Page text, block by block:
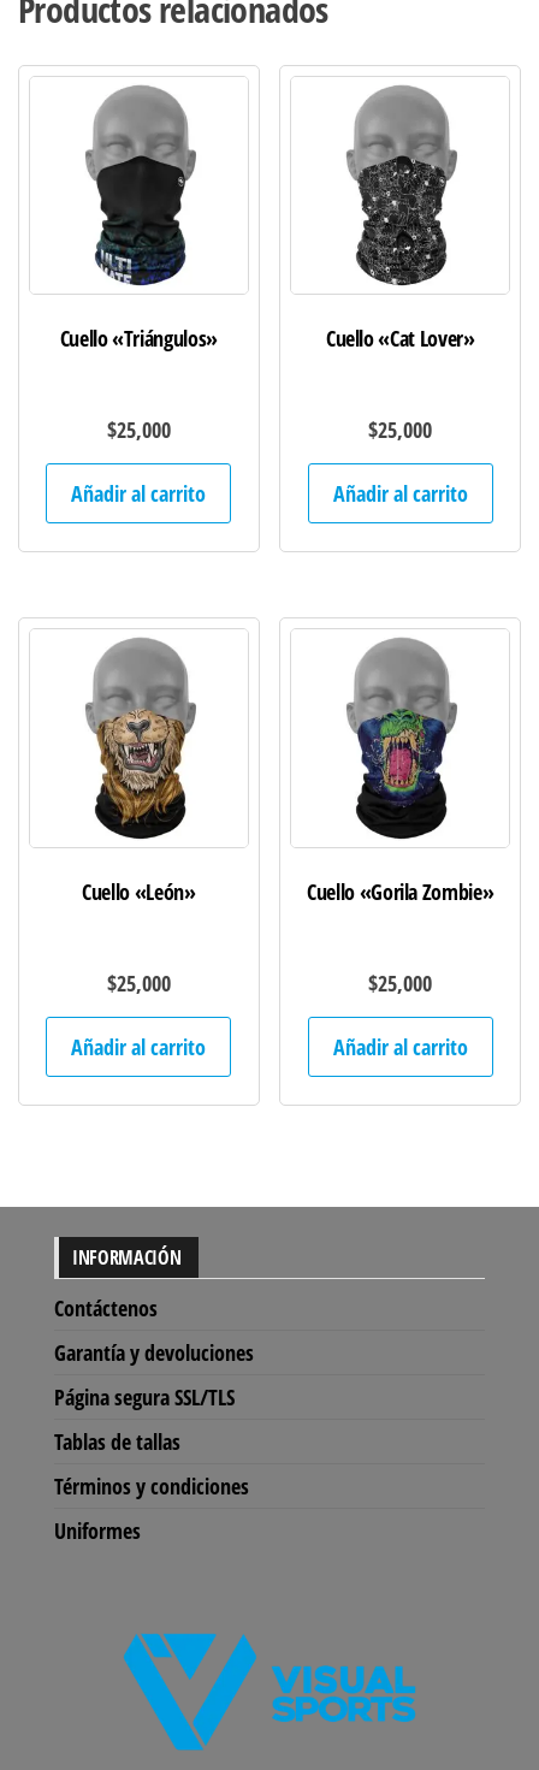
Cuello «Triángulos»
$25,000
Añadir al carrito
Cuello «Cat Lover»
$25,000
Añadir al carrito
Cuello «León»
$25,000
Añadir al carrito
Cuello «Gorila Zombie»
$25,000
Añadir al carrito
INFORMACIÓN
Contáctenos
Garantía y devoluciones
Página segura SSL/TLS
Tablas de tallas
Términos y condiciones
Uniformes